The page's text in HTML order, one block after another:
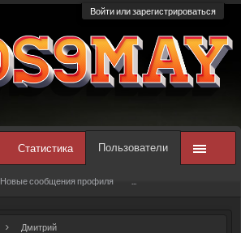
Войти или зарегистрироваться
Дмитрий
Статистика Пользователи
Новые сообщения профиля